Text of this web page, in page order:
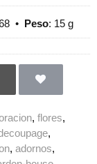
• Peso: 15 g
flores
adornos